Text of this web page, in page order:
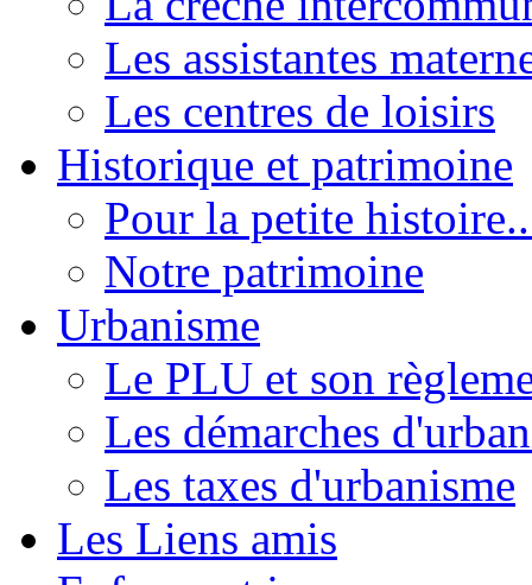
Les assistantes
Les centres de loisirs
Historique et patrimoine
Pour la petite
Notre patrimoine
Urbanisme
Le PLU et son
Les démarches
Les taxes d'urbanisme
Les Liens amis